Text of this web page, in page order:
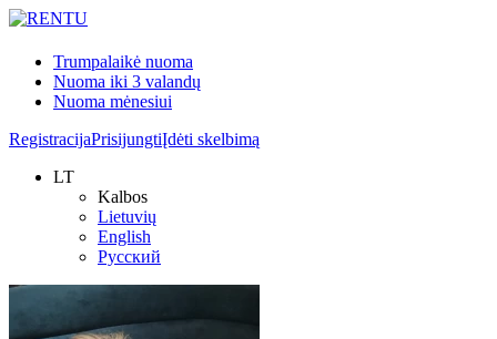
Trumpalaikė nuoma
Nuoma iki 3 valandų
Nuoma mėnesiui
RegistracijaPrisijungtiĮdėti skelbimą
LT
Kalbos
Lietuvių
English
Русский